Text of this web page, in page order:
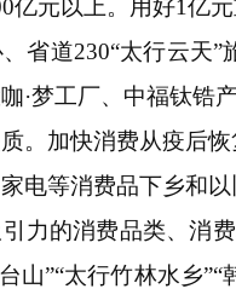
亿元以上。用好1亿
省道230“太行云天
·梦工厂、中福钛锆
加快消费从疫后恢
电等消费品下乡和
力的消费品类、消
山”“太行竹林水乡